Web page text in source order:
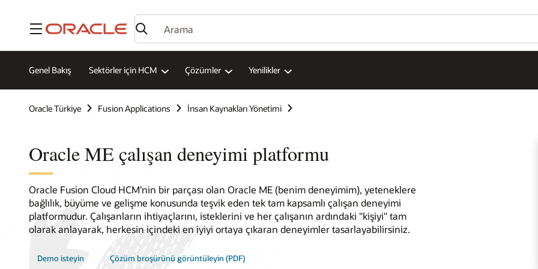
Menü
Genel Bakış Sektörler için HCM Çözümler Yenilikler
Oracle Türkiye Fusion Applications İnsan Kaynakları Yönetimi
Oracle ME çalışan deneyimi platformu
Oracle Fusion Cloud HCM'nin bir parçası olan Oracle ME (benim deneyimim), yeteneklere
bağlılık, büyüme ve gelişme konusunda teşvik eden tek tam kapsamlı çalışan deneyimi
platformudur. Çalışanların ihtiyaçlarını, isteklerini ve her çalışanın ardındaki "kişiyi" tam
olarak anlayarak, herkesin içindeki en iyiyi ortaya çıkaran deneyimler tasarlayabilirsiniz.
Demo isteyin Çözüm broşürünü görüntüleyin (PDF)